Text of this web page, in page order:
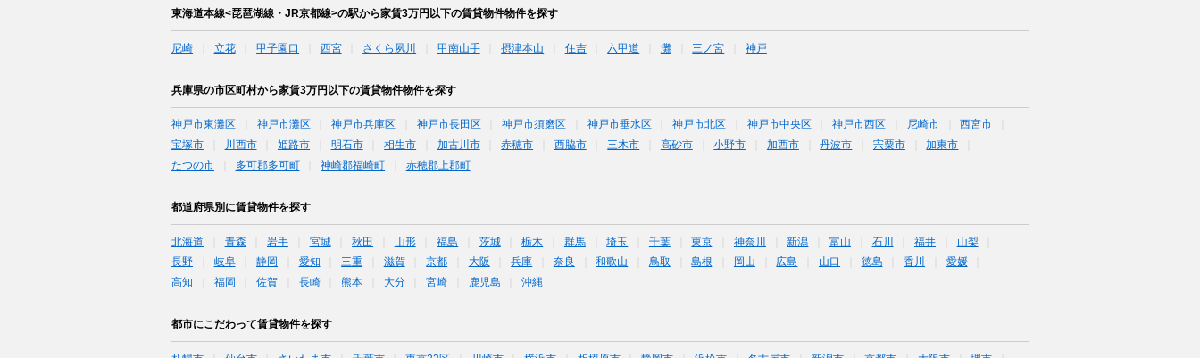
東海道本線<琵琶湖線・JR京都線>の駅から家賃3万円以下の賃貸物件物件を探す
尼崎 立花 甲子園口 西宮 さくら夙川 甲南山手 摂津本山 住吉 六甲道 灘 三ノ宮 神戸
兵庫県の市区町村から家賃3万円以下の賃貸物件物件を探す
神戸市東灘区 神戸市灘区 神戸市兵庫区 神戸市長田区 神戸市須磨区 神戸市垂水区 神戸市北区 神戸市中央区 神戸市西区 尼崎市
西宮市
宝塚市
川西市 姫路市 明石市 相生市 加古川市 赤穂市 西脇市 三木市 高砂市 小野市 加西市 丹波市 宍粟市
加東市
たつの市
多可郡多可町 神崎郡福崎町 赤穂郡上郡町
都道府県別に賃貸物件を探す
北海道 青森 岩手 宮城 秋田 山形 福島 茨城 栃木 群馬 埼玉 千葉 東京 神奈川 新潟 富山 石川 福井
山梨
長野
岐阜 静岡 愛知 三重 滋賀 京都 大阪 兵庫 奈良 和歌山 鳥取 島根 岡山 広島 山口 徳島 香川
愛媛
高知
福岡 佐賀 長崎 熊本 大分 宮崎 鹿児島 沖縄
都市にこだわって賃貸物件を探す